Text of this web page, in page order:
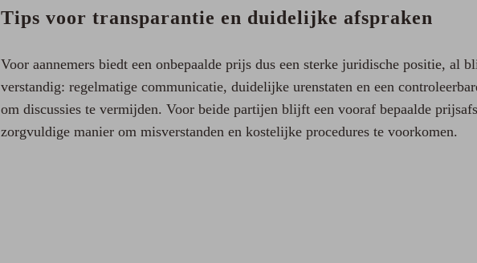
Tips voor transparantie en duidelijke afspraken
Voor aannemers biedt een onbepaalde prijs dus een sterke juridische positie, al
verstandig: regelmatige communicatie, duidelijke urenstaten en een
om discussies te vermijden. Voor beide partijen blijft een vooraf bepaalde
zorgvuldige manier om misverstanden en kostelijke procedures te voorkomen.